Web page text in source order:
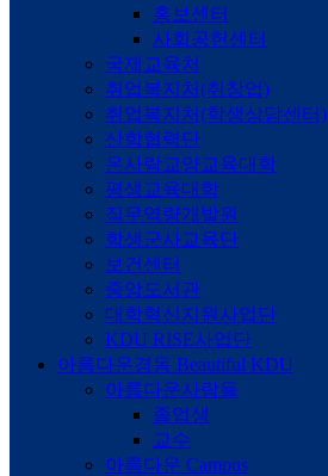
홍보센터
사회공헌센터
국제교육처
취업복지처(취창업)
취업복지처(학생상담센터)
산학협력단
온사람교양교육대학
평생교육대학
직무역량개발원
학생군사교육단
보건센터
중앙도서관
대학혁신지원사업단
KDU RISE사업단
아름다운경동 Beautiful KDU
아름다운사람들
졸업생
교수
아름다운 Campus